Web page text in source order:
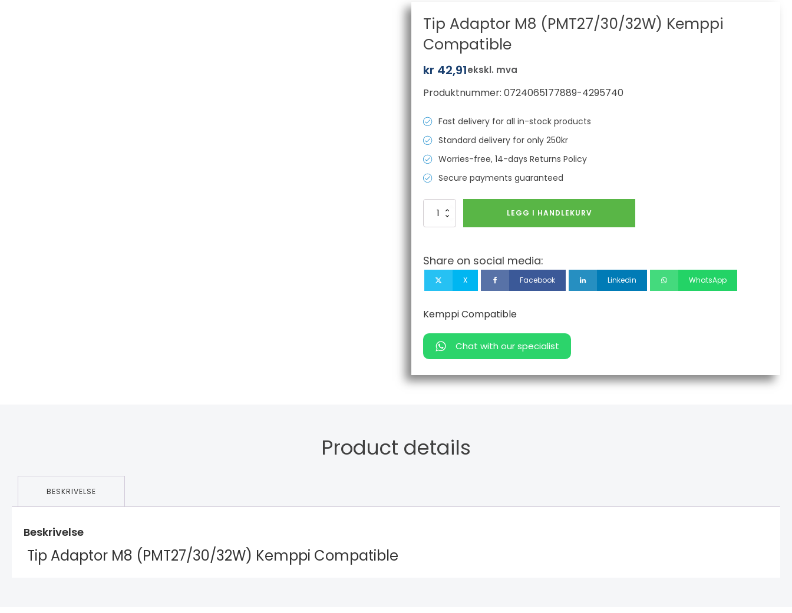
Tip Adaptor M8 (PMT27/30/32W) Kemppi
Compatible
kr 42,91ekskl. mva
Produktnummer:0724065177889-4295740
Fast delivery for all in-stock products
Standard delivery for only 250kr
Worries-free, 14-days Returns Policy
Secure payments guaranteed
Adaptor
Compatible
antall
LEGG I HANDLEKURV
Share on social media:
X Facebook Linkedin WhatsApp
Kemppi Compatible
Chat with our specialist
Product details
BESKRIVELSE
Beskrivelse
Tip Adaptor M8 (PMT27/30/32W) Kemppi Compatible